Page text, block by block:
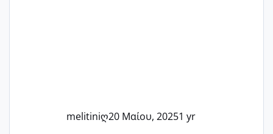
melitiniღ20 Μαίου, 20251 yr